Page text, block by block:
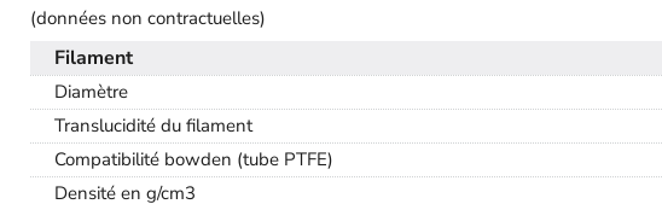
(données non contractuelles)
Filament
Diamètre
Translucidité du filament
Compatibilité bowden (tube PTFE)
Densité en g/cm3